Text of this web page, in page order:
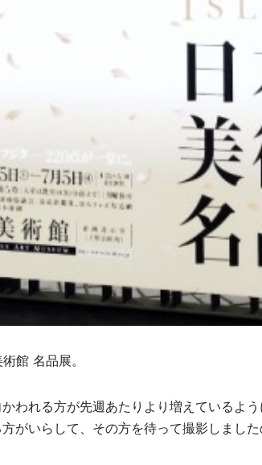
館 名品展。
われる方が先週あたりより増えているよう
がいらして、その方を待って撮影しまし